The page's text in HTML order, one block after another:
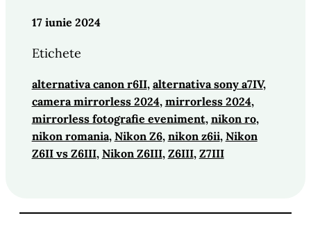
17 iunie 2024
Etichete
alternativa canon r6II, alternativa sony a7IV ,
camera mirrorless 2024, mirrorless 2024 ,
mirrorless fotografie eveniment, nikon ro ,
nikon romania, Nikon Z6, nikon z6ii, Nikon
Z6II vs Z6III, Nikon Z6III, Z6III, Z7III